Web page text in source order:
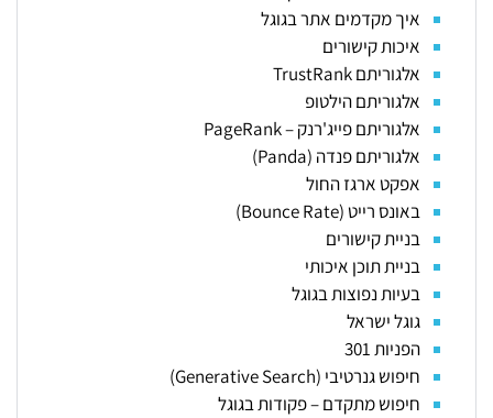
איך מקדמים אתר בגוגל
איכות קישורים
אלגוריתם TrustRank
אלגוריתם הילטופ
אלגוריתם פייג'רנק – PageRank
אלגוריתם פנדה (Panda)
אפקט ארגז החול
באונס רייט (Bounce Rate)
בניית קישורים
בניית תוכן איכותי
בעיות נפוצות בגוגל
גוגל ישראל
הפניות 301
חיפוש גנרטיבי (Generative Search)
חיפוש מתקדם – פקודות בגוגל